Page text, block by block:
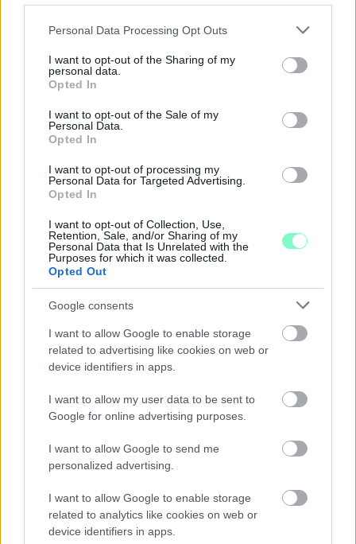
Please note that this website/app uses one or more Google
not limited to your visit or usage behaviour. You may click to
grant or deny consent to Google and its third-party tags to
use your data for below specified purposes in below Google
consent section.
Personal Data Processing Opt Outs
I want to opt-out of the Sharing of my
personal data.
Opted In
I want to opt-out of the Sale of my
Personal Data.
Opted In
I want to opt-out of processing my
Personal Data for Targeted Advertising.
Opted In
I want to opt-out of Collection, Use,
Retention, Sale, and/or Sharing of my
Personal Data that Is Unrelated with the
Purposes for which it was collected.
Opted Out
Google consents
I want to allow Google to enable storage
related to advertising like cookies on web or
device identifiers in apps.
I want to allow my user data to be sent to
Google for online advertising purposes.
I want to allow Google to send me
personalized advertising.
I want to allow Google to enable storage
related to analytics like cookies on web or
device identifiers in apps.
Ahogy tavaszodik és a nap egyre tovább marad velünk, sokaknak
támad kedve kirándulni a természetbe.
ÖRÖMHÍR: TÍZ ÉVE NEM VOLT ILYEN ALACSONY AZ
INFLÁCIÓ MAGYARORSZÁGON
Júliusban mindössze 1,2 százalékkal emelkedtek éves
összevetésben a fogyasztói árak, miközben az élelmiszerek ára
már csökkent.
Szólj hozzá!